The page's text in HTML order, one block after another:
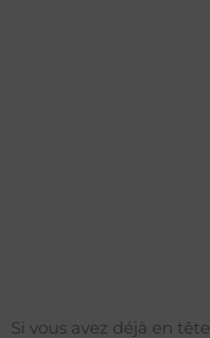
Si vous avez déjà en